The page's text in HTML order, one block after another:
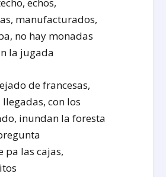
manufacturados,
no hay monadas
la jugada
de francesas,
con los
inundan la foresta
las cajas,